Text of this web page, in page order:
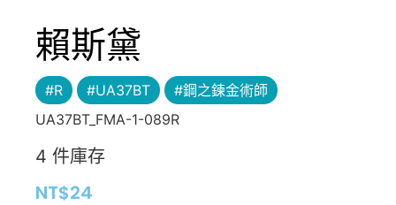
賴斯黛
#R #UA37BT
#鋼之鍊金術師
UA37BT_FMA-1-089R
4 件庫存
NT$24